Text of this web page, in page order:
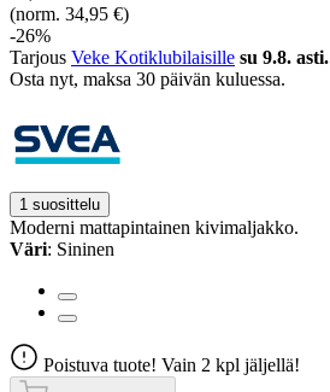
(norm. 34,95 €)
-26%
Tarjous Veke Kotiklubilaisille su 9.8. asti.
Osta nyt, ­maksa 30 päivän kuluessa.
1 suosittelu
Moderni mattapintainen kivimaljakko.
Väri: Sininen
Poistuva tuote! Vain 2 kpl jäljellä!